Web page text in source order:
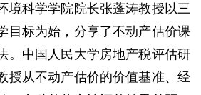
境科学学院院长张蓬涛教授以三
目标为始，分享了不动产估价课
。中国人民大学房地产税评估研
授从不动产估价的价值基准、经